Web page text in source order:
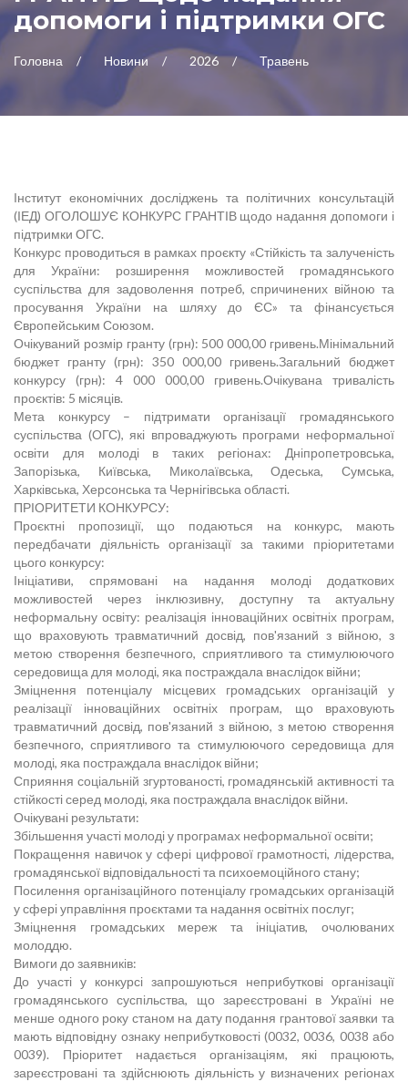
допомоги і підтримки ОГС
Головна Новини 2026 Травень
Інститут економічних досліджень та політичних консультацій
(ІЕД) ОГОЛОШУЄ КОНКУРС ГРАНТІВ щодо надання допомоги і
підтримки ОГС.
Конкурс проводиться в рамках проєкту «Стійкість та залученість
для України: розширення можливостей громадянського
суспільства для задоволення потреб, спричинених війною та
просування України на шляху до ЄС» та фінансується
Європейським Союзом.
Очікуваний розмір гранту (грн): 500 000,00 гривень.Мінімальний
бюджет гранту (грн): 350 000,00 гривень.Загальний бюджет
конкурсу (грн): 4 000 000,00 гривень.Очікувана тривалість
проєктів: 5 місяців.
Мета конкурсу – підтримати організації громадянського
суспільства (ОГС), які впроваджують програми неформальної
освіти для молоді в таких регіонах: Дніпропетровська,
Запорізька, Київська, Миколаївська, Одеська, Сумська,
Харківська, Херсонська та Чернігівська області.
ПРІОРИТЕТИ КОНКУРСУ:
Проєктні пропозиції, що подаються на конкурс, мають
передбачати діяльність організації за такими пріоритетами
цього конкурсу:
Ініціативи, спрямовані на надання молоді додаткових
можливостей через інклюзивну, доступну та актуальну
неформальну освіту: реалізація інноваційних освітніх програм,
що враховують травматичний досвід, пов'язаний з війною, з
метою створення безпечного, сприятливого та стимулюючого
середовища для молоді, яка постраждала внаслідок війни;
Зміцнення потенціалу місцевих громадських організацій у
реалізації інноваційних освітніх програм, що враховують
травматичний досвід, пов'язаний з війною, з метою створення
безпечного, сприятливого та стимулюючого середовища для
молоді, яка постраждала внаслідок війни;
Сприяння соціальній згуртованості, громадянській активності та
стійкості серед молоді, яка постраждала внаслідок війни.
Очікувані результати:
Збільшення участі молоді у програмах неформальної освіти;
Покращення навичок у сфері цифрової грамотності, лідерства,
громадянської відповідальності та психоемоційного стану;
Посилення організаційного потенціалу громадських організацій
у сфері управління проєктами та надання освітніх послуг;
Зміцнення громадських мереж та ініціатив, очолюваних
молоддю.
Вимоги до заявників:
До участі у конкурсі запрошуються неприбуткові організації
громадянського суспільства, що зареєстровані в Україні не
менше одного року станом на дату подання грантової заявки та
мають відповідну ознаку неприбутковості (0032, 0036, 0038 або
0039). Пріоритет надається організаціям, які працюють,
зареєстровані та здійснюють діяльність у визначених регіонах